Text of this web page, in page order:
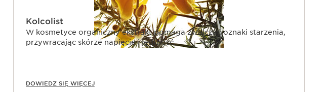
Kolcolist
W kosmetyce organiczny ekstrakt pomaga zwalczać oznaki starzenia,
przywracając skórze napięcie i jędrność.
DOWIEDZ SIĘ WIĘCEJ